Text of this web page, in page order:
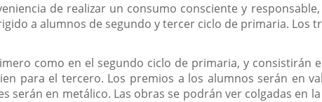
de realizar un consumo consciente y
a alumnos de segundo y tercer ciclo de primaria. Los
como en el segundo ciclo de primaria, y consistirán
para el tercero. Los premios a los alumnos serán en
en metálico. Las obras se podrán ver colgadas en